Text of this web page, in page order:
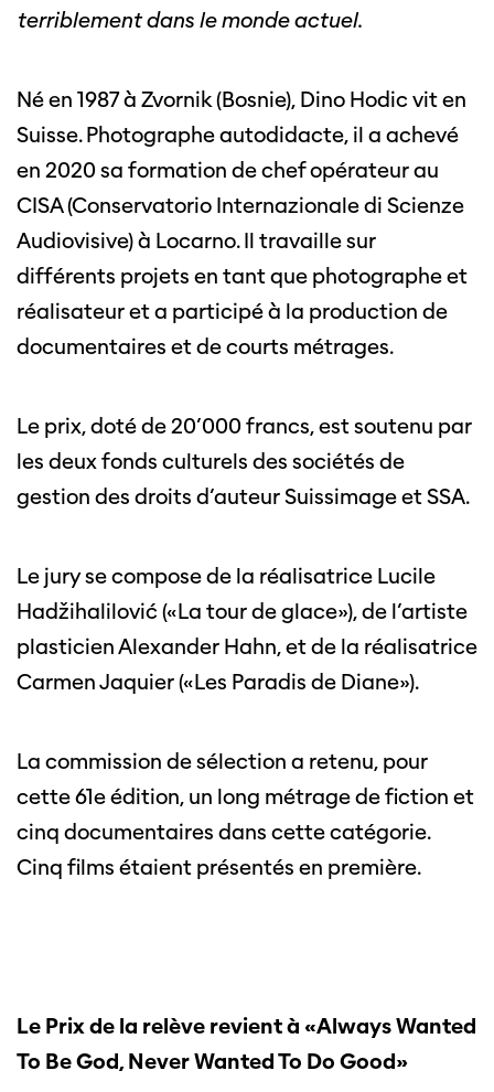
terriblement dans le monde actuel.
Né en 1987 à Zvornik (Bosnie), Dino Hodic vit en
Suisse. Photographe autodidacte, il a achevé
en 2020 sa formation de chef opérateur au
CISA (Conservatorio Internazionale di Scienze
Audiovisive) à Locarno. Il travaille sur
différents projets en tant que photographe et
réalisateur et a participé à la production de
documentaires et de courts métrages.
Le prix, doté de 20’000 francs, est soutenu par
les deux fonds culturels des sociétés de
gestion des droits d’auteur Suissimage et SSA.
Le jury se compose de la réalisatrice Lucile
Hadžihalilović («La tour de glace»), de l’artiste
plasticien Alexander Hahn, et de la réalisatrice
Carmen Jaquier («Les Paradis de Diane»).
La commission de sélection a retenu, pour
cette 61e édition, un long métrage de fiction et
cinq documentaires dans cette catégorie.
Cinq films étaient présentés en première.
Le Prix de la relève revient à «Always Wanted
To Be God, Never Wanted To Do Good»